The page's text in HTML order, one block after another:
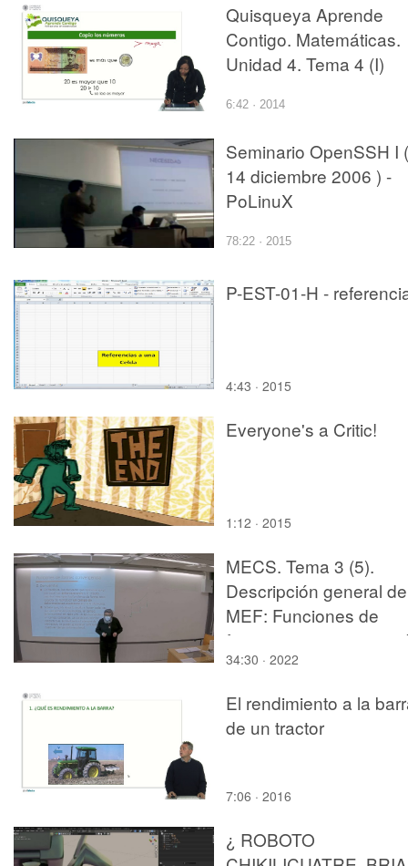
Quisqueya Aprende
Contigo. Matemáticas.
Unidad 4. Tema 4 (I)
6:42 · 2014
Seminario OpenSSH I (
14 diciembre 2006 ) -
PoLinuX
78:22 · 2015
P-EST-01-H -
4:43 · 2015
Everyone's a Critic!
1:12 · 2015
MECS. Tema 3 (5).
Descripción general
MEF: Funciones de
forma y convergencia
método
34:30 · 2022
El rendimiento a la
de un tractor
7:06 · 2016
¿ ROBOTO